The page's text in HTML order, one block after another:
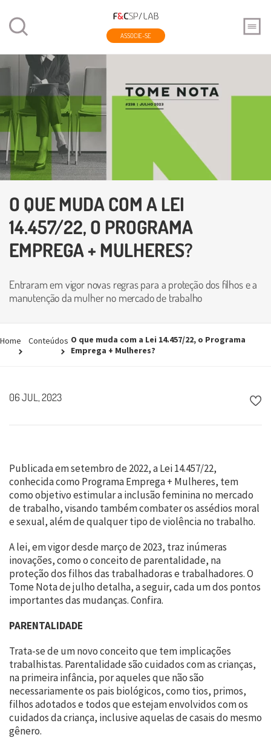
ASSOCIE-SE
O QUE MUDA COM A LEI
14.457/22, O PROGRAMA
EMPREGA + MULHERES?
Entraram em vigor novas regras para a proteção dos filhos e a
manutenção da mulher no mercado de trabalho
Home Conteúdos O que muda com a Lei 14.457/22, o Programa
Emprega + Mulheres?
06 JUL, 2023
Publicada em setembro de 2022, a Lei 14.457/22,
conhecida como Programa Emprega + Mulheres, tem
como objetivo estimular a inclusão feminina no mercado
de trabalho, visando também combater os assédios moral
e sexual, além de qualquer tipo de violência no trabalho.
A lei, em vigor desde março de 2023, traz inúmeras
inovações, como o conceito de parentalidade, na
proteção dos filhos das trabalhadoras e trabalhadores. O
Tome Nota de julho detalha, a seguir, cada um dos pontos
importantes das mudanças. Confira.
PARENTALIDADE
Trata-se de um novo conceito que tem implicações
trabalhistas. Parentalidade são cuidados com as crianças,
na primeira infância, por aqueles que não são
necessariamente os pais biológicos, como tios, primos,
filhos adotados e todos que estejam envolvidos com os
cuidados da criança, inclusive aquelas de casais do mesmo
gênero.